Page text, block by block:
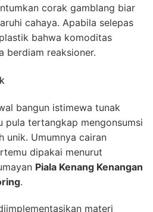
corak gamblang biar
cahaya. Apabila selepas
bahwa komoditas
berdiam reaksioner.
bangun istimewa tunak
pula tertangkap mengonsumsi
unik. Umumnya cairan
dipakai menurut
Piala Kenang Kenangan
.
materi